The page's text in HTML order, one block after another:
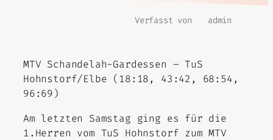
Verfasst von admin
MTV Schandelah-Gardessen – TuS
Hohnstorf/Elbe (18:18, 43:42, 68:54,
96:69)
Am letzten Samstag ging es für die
1.Herren vom TuS Hohnstorf zum MTV